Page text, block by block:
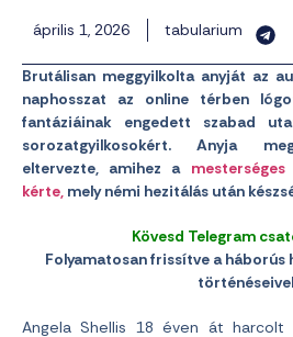
április 1, 2026 tabularium
Brutálisan meggyilkolta anyját az
naphosszat az online térben
fantáziáinak engedett szabad
sorozatgyilkosokért. Anyja
eltervezte, amihez a
kérte, mely némi hezitálás után
Kövesd Telegram
Folyamatosan frissítve a háborús
történéseivel
Angela Shellis 18 éven át